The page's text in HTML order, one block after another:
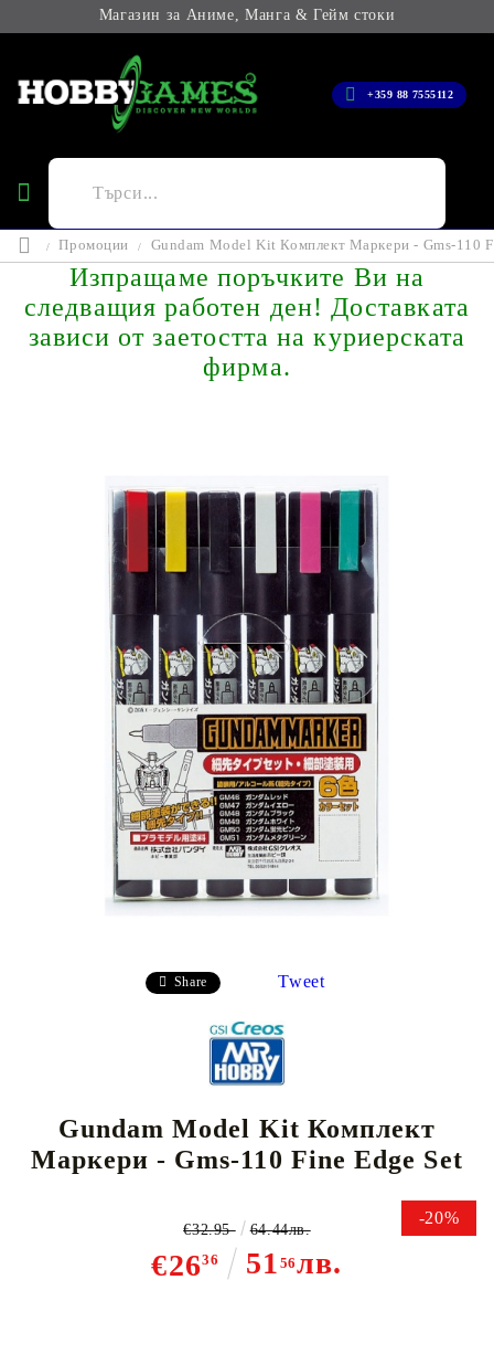
Магазин за Аниме, Манга & Гейм стоки
+359 88 7555112
Промоции Gundam Model Kit Комплект Маркери - Gms-110
Изпращаме поръчките Ви на
следващия работен ден! Доставката
зависи от заетостта на куриерската
фирма.
Share Tweet
Gundam Model Kit Комплект
Маркери - Gms-110 Fine Edge Set
-20%
€2636 51 56лв.
€32.95 64.44лв.